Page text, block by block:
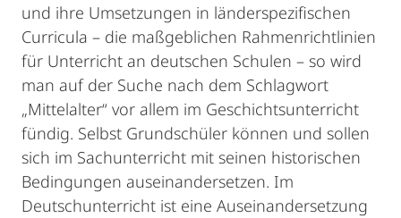
und ihre Umsetzungen in länderspezifischen
Curricula – die maßgeblichen Rahmenrichtlinien
für Unterricht an deutschen Schulen – so wird
man auf der Suche nach dem Schlagwort
„Mittelalter“ vor allem im Geschichtsunterricht
fündig. Selbst Grundschüler können und sollen
sich im Sachunterricht mit seinen historischen
Bedingungen auseinandersetzen. Im
Deutschunterricht ist eine Auseinandersetzung